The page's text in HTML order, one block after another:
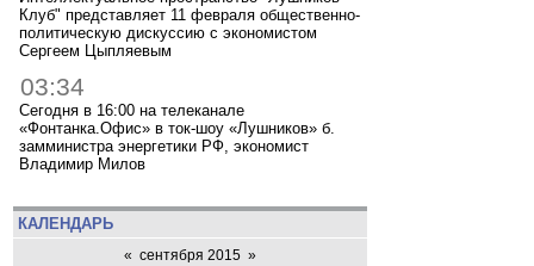
Клуб" представляет 11 февраля общественно-
политическую дискуссию с экономистом
Сергеем Цыпляевым
03:34
Сегодня в 16:00 на телеканале
«Фонтанка.Офис» в ток-шоу «Лушников» б.
замминистра энергетики РФ, экономист
Владимир Милов
КАЛЕНДАРЬ
« сентября 2015 »